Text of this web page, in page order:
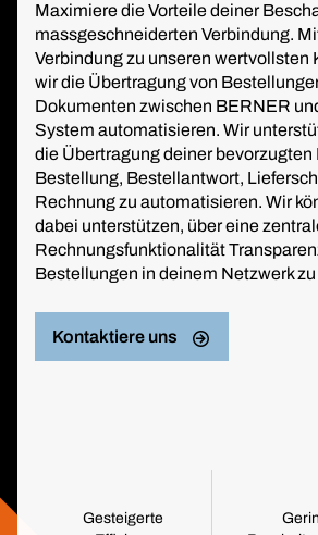
Maximiere die Vorteile deiner
massgeschneiderten Verbindung.
Verbindung zu unseren wertvollsten
wir die Übertragung von
Dokumenten zwischen BERNER
System automatisieren. Wir
die Übertragung deiner
Bestellung, Bestellantwort,
Rechnung zu automatisieren. Wir
dabei unterstützen, über eine
Rechnungsfunktionalität
Bestellungen in deinem Netzwerk
Kontaktiere uns
Gesteigerte